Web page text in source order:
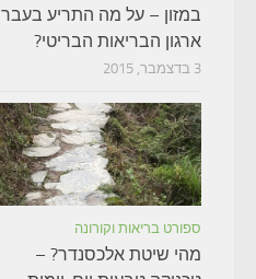
במזון – על מה התריע בעבר
ארגון הבריאות הבריטי?
3 בדצמבר, 2015
ספורט בריאות וקורונה
מהי שיטת אלכסנדר? –